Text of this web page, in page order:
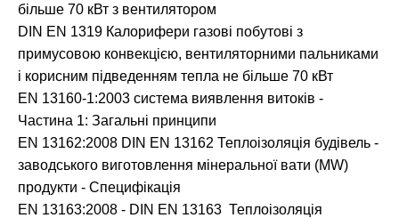
більше 70 кВт з вентилятором
DIN EN 1319 Калорифери газові побутові з
примусовою конвекцією, вентиляторними пальниками
і корисним підведенням тепла не більше 70 кВт
EN 13160-1:2003 система виявлення витоків -
Частина 1: Загальні принципи
EN 13162:2008 DIN EN 13162 Теплоізоляція будівель -
заводського виготовлення мінеральної вати (MW)
продукти - Специфікація
EN 13163:2008 - DIN EN 13163 Теплоізоляція